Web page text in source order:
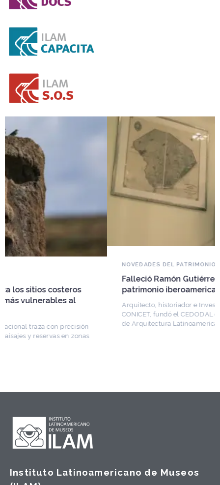
Falleció Ramón Gutiérrez, guardián del
patrimonio iberoamericano
Arquitecto, historiador e Investigador Superior del
CONICET, fundó el CEDODAL e impulsó los Seminarios
de Arquitectura Latinoamericana. Publicó más de
Instituto Latinoamericano de Museos